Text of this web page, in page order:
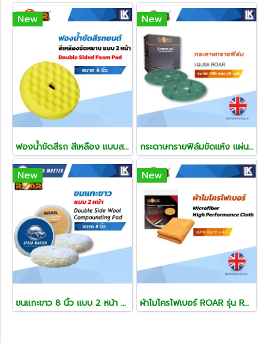
New
ฟองน้ำขัดสีรถ สีเหลือง แบบสองหน้า ขนาด 8 นิ้ว
New
กระดาษทรายฟิล์มขัดแห้ง แผ่นขัด ROAR ขนาด 150 mm.(6 นิ้ว) ยกกล่อง 50 แผ่น
New
ขนแกะขาว 8 นิ้ว แบบ 2 หน้า Double Sided Wool Compounding Pad
New
ผ้าไมโครไฟเบอร์ ROAR รุ่น RA101 สีส้ม ขนาด 40cm x 40cm Microfiber High Performance Cloth Edgeless Finishing Cloth RA101